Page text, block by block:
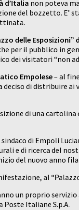
d’Italia non poteva
del bozzetto.
delle Esposizioni”
per il pubblico in
dei visitatori “non
Empolese– al
di distribuire
di una
di Empoli
e di ricerca del
del nuovo anno
al
un proprio
Italiane S.p.A.